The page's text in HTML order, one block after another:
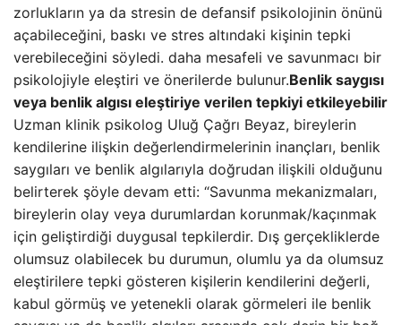
zorlukların ya da stresin de defansif psikolojinin önünü
açabileceğini, baskı ve stres altındaki kişinin tepki
verebileceğini söyledi. daha mesafeli ve savunmacı bir
psikolojiyle eleştiri ve önerilerde bulunur.Benlik saygısı
veya benlik algısı eleştiriye verilen tepkiyi etkileyebilir
Uzman klinik psikolog Uluğ Çağrı Beyaz, bireylerin
kendilerine ilişkin değerlendirmelerinin inançları, benlik
saygıları ve benlik algılarıyla doğrudan ilişkili olduğunu
belirterek şöyle devam etti: “Savunma mekanizmaları,
bireylerin olay veya durumlardan korunmak/kaçınmak
için geliştirdiği duygusal tepkilerdir. Dış gerçekliklerde
olumsuz olabilecek bu durumun, olumlu ya da olumsuz
eleştirilere tepki gösteren kişilerin kendilerini değerli,
kabul görmüş ve yetenekli olarak görmeleri ile benlik